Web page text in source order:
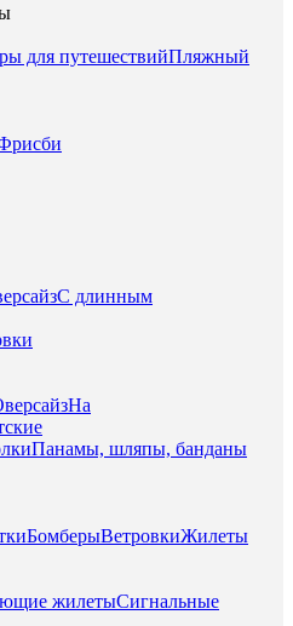
для путешествийПляжный
С длинным
На
Панамы, шляпы, банданы
БомберыВетровкиЖилеты
жилетыСигнальные